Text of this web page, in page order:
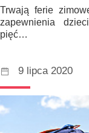
Trwają ferie
zapewnienia
pięć…
9 lipca 2020